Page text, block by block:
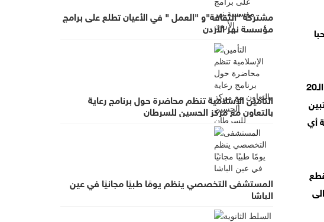
هي جريمة غريبة هزت قلوب المواطنين بالمحافظة من اقطارها حين ،اقدمت الفتاة"س ن" وهي لم تكمل بعد الـ20
أي
محمد." 7" اعوام الى
مشتركة "الثقافة"و "العمل " في الأعيان تطلع على برامج
مؤسسة نهر الأردن
التأمين الإسلامية تنظم محاضرة حول برنامج رعاية
بالتعاون مع مركز الحسين للسرطان
المستشفى التخصصي ينظم يومًا طبيًا مجانيًا في عين
الباشا